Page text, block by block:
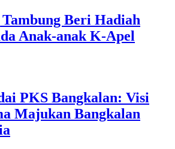
Beri Hadiah
Anak-anak K-Apel
PKS Bangkalan: Visi
Majukan Bangkalan